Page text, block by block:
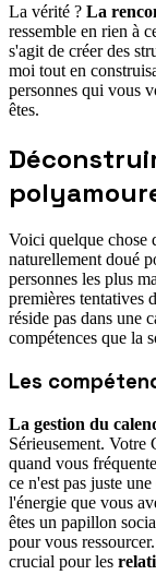
La vérité ? La
ressemble en rien à
s'agit de créer des
moi tout en
personnes qui vous
êtes.
Voici quelque chose
naturellement doué
personnes les plus
premières tentatives
réside pas dans une
compétences que la
Les
La gestion du
Sérieusement. Votre
quand vous
ce n'est pas juste
l'énergie que vous
êtes un papillon
pour vous
crucial pour les